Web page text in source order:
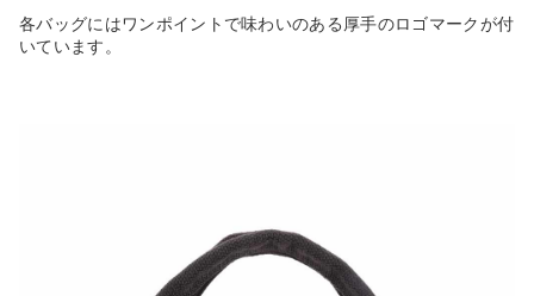
各バッグにはワンポイントで味わいのある厚手のロゴマークが付
いています。